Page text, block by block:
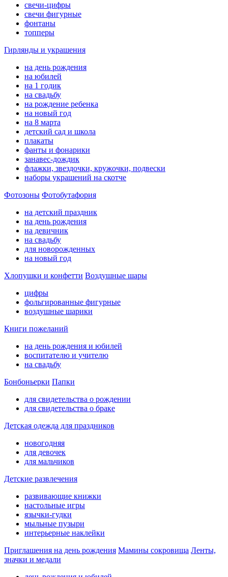
свечи-цифры
свечи фигурные
фонтаны
топперы
Гирлянды и украшения
на день рождения
на юбилей
на 1 годик
на свадьбу
на рождение ребенка
на новый год
на 8 марта
детский сад и школа
плакаты
фанты и фонарики
занавес-дождик
флажки, звездочки, кружочки, подвески
наборы украшений на скотче
Фотозоны Фотобутафория
на детский праздник
на день рождения
на девичник
на свадьбу
для новорожденных
на новый год
Хлопушки и конфетти Воздушные шары
цифры
фольгированные фигурные
воздушные шарики
Книги пожеланий
на день рождения и юбилей
воспитателю и учителю
на свадьбу
Бонбоньерки Папки
для свидетельства о рождении
для свидетельства о браке
Детская одежда для праздников
новогодняя
для девочек
для мальчиков
Детские развлечения
развивающие книжки
настольные игры
язычки-гудки
мыльные пузыри
интерьерные наклейки
Приглашения на день рождения Мамины сокровища Ленты,
значки и медали